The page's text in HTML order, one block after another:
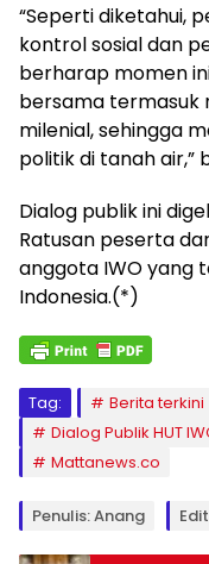
“Seperti diketahui,
kontrol sosial dan
berharap momen
bersama termasuk
milenial, sehingga
politik di tanah air,”
Dialog publik ini
Ratusan peserta
anggota IWO yang
Indonesia.(*)
Tag:
Berita terkini
Dialog Publik HUT
Mattanews.co
Penulis: Anang